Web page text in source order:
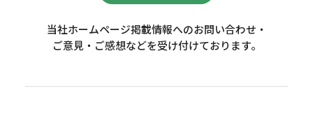
当社ホームページ掲載情報へのお問い合わせ・
ご意見・ご感想などを受け付けております。